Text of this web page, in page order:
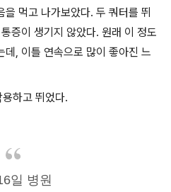
먹고 나가보았다. 두 쿼터를 뛰
증이 생기지 않았다. 원래 이 정도
데, 이틀 연속으로 많이 좋아진 느
하고 뛰었다.
일 병원